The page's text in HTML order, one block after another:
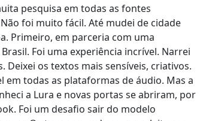
pesquisa em todas as fontes
foi muito fácil. Até mudei de cidade
Primeiro, em parceria com uma
Foi uma experiência incrível. Narrei
Deixei os textos mais sensíveis, criativos.
todas as plataformas de áudio. Mas a
a Lura e novas portas se abriram, por
Foi um desafio sair do modelo